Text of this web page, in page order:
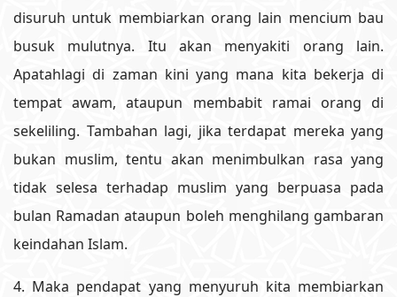
disuruh untuk membiarkan orang lain mencium bau
busuk mulutnya. Itu akan menyakiti orang lain.
Apatahlagi di zaman kini yang mana kita bekerja di
tempat awam, ataupun membabit ramai orang di
sekeliling. Tambahan lagi, jika terdapat mereka yang
bukan muslim, tentu akan menimbulkan rasa yang
tidak selesa terhadap muslim yang berpuasa pada
bulan Ramadan ataupun boleh menghilang gambaran
keindahan Islam.
4. Maka pendapat yang menyuruh kita membiarkan